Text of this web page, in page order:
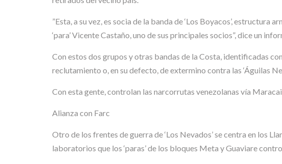
”Esta, a su vez, es socia de la banda de ‘Los Boyacos’,
‘para’ Vicente Castaño, uno de sus principales socios”, dice un
Con estos dos grupos y otras bandas de la Costa, identificadas
reclutamiento o, en su defecto, de extermino contra las ‘Águilas
Con esta gente, controlan las narcorrutas venezolanas vía
Alianza con Farc
Otro de los frentes de guerra de ‘Los Nevados’ se centra en los
laboratorios que los ‘paras’ de los bloques Meta y Guaviare